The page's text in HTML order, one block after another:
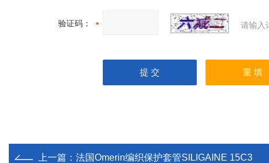
验证码： 请输入
上一篇： 法国Omerin编织保护套管SILIGAINE 15C3